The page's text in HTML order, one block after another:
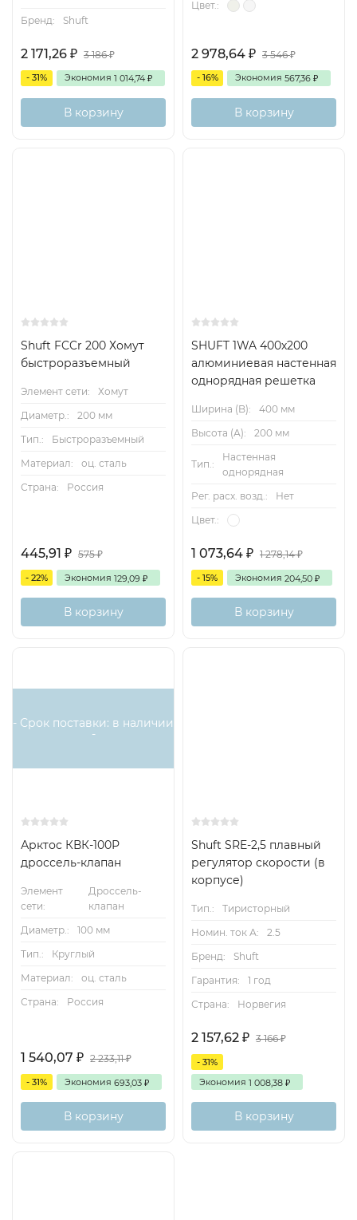
Бренд:
Shuft
2 171,26 ₽ 3 186₽
- 31% Экономия 1 014,74 ₽
В корзину
Цвет.:
2 978,64 ₽ 3 546₽
- 16% Экономия 567,36 ₽
В корзину
Shuft FCCr 200 Хомут
быстроразъемный
Элемент сети:
Хомут
Диаметр.:
200 мм
Тип.:
Быстроразъемный
Материал:
оц. сталь
Страна:
Россия
445,91 ₽ 575₽
- 22% Экономия 129,09 ₽
В корзину
SHUFT 1WA 400х200
алюминиевая настенная
однорядная решетка
Ширина (B):
400 мм
Высота (А):
200 мм
Тип.:
Настенная
однорядная
Рег. расх. возд.:
Нет
Цвет.:
1 073,64 ₽ 1 278,14₽
- 15% Экономия 204,50 ₽
В корзину
- Срок поставки: в наличии
-
Арктос КВК-100Р
дроссель-клапан
Элемент
сети:
Дроссель-
клапан
Диаметр.:
100 мм
Тип.:
Круглый
Материал:
оц. сталь
Страна:
Россия
1 540,07 ₽ 2 233,11₽
- 31% Экономия 693,03 ₽
В корзину
Shuft SRE-2,5 плавный
регулятор скорости (в
корпусе)
Тип.:
Тиристорный
Номин. ток А:
2.5
Бренд:
Shuft
Гарантия:
1 год
Страна:
Норвегия
2 157,62 ₽ 3 166₽
- 31%
Экономия 1 008,38 ₽
В корзину